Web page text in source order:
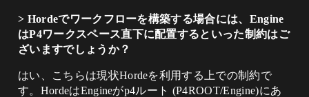
> Hordeでワークフローを構築する場合には、Engine
はP4ワークスペース直下に配置するといった制約はご
ざいますでしょうか？
​はい、こちらは現状Hordeを利用する上での制約で
す。HordeはEngineがp4ルート (P4ROOT/Engine)にあ